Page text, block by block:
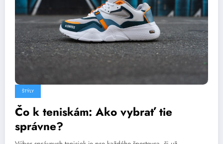
ŠTÝLY
Čo k teniskám: Ako vybrať tie
správne?